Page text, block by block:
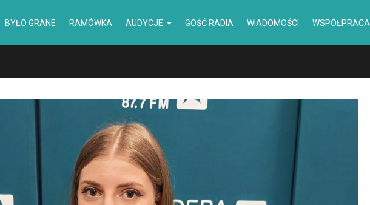
BYŁO GRANE RAMÓWKA AUDYCJE GOŚĆ RADIA WIADOMOŚCI WSPÓŁPRACA